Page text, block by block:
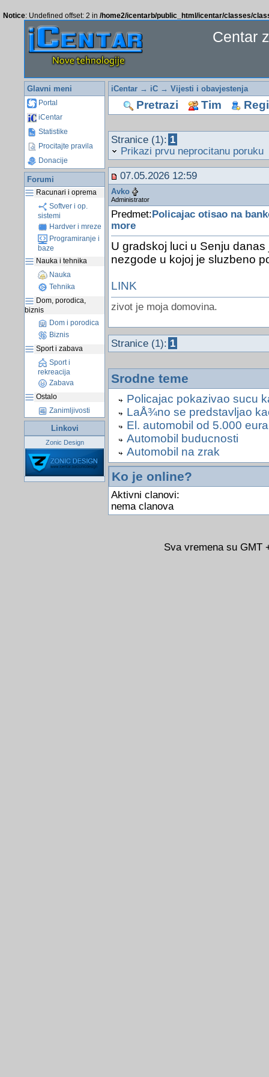
Notice: Undefined offset: 2 in /home2/icentarb/public_html/icentar/classes/
Centar
Glavni meni
Portal
iCentar
Statistike
Procitajte pravila
Donacije
Forumi
Racunari i oprema
Softver i op.
sistemi
Hardver i mreze
Programiranje i
baze
Nauka i tehnika
Nauka
Tehnika
Dom, porodica,
biznis
Dom i porodica
Biznis
Sport i zabava
Sport i
rekreacija
Zabava
Ostalo
Zanimljivosti
Linkovi
Zonic Design
iCentar→ iC→ Vijesti i obavjestenja
Pretrazi Tim
Stranice (1): 1
Prikazi prvu neprocitanu poruku
07.05.2026 12:59
Avko
Administrator
Predmet: Policajac otisao na
more
U gradskoj luci u Senju
nezgode u kojoj je sluzbeno
LINK
zivot je moja domovina.
Stranice (1): 1
Srodne teme
Policajac pokazivao sucu
LaÅ¾no se predstavljao
El. automobil od 5.000 eura
Automobil buducnosti
Automobil na zrak
Ko je online?
Aktivni clanovi:
nema clanova
Sva vremena su GMT